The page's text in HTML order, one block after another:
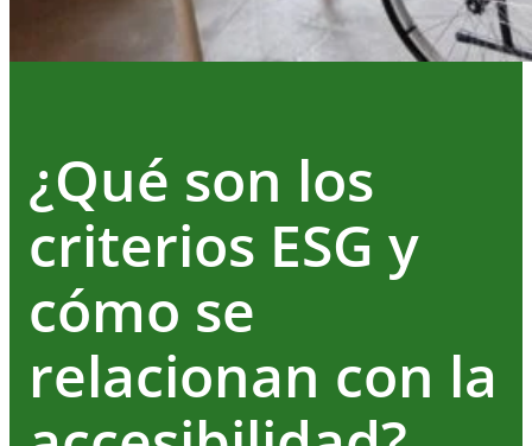
¿Qué son los
criterios ESG y
cómo se
relacionan con la